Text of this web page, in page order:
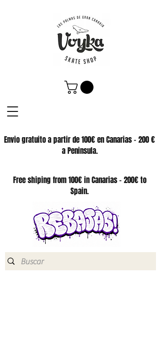
Envio gratuito a partir de 100€ en Canarias - 200 €
a Peninsula.
SKATE SHOP
Free shiping from 100€ in Canarias - 200€ to
Spain.